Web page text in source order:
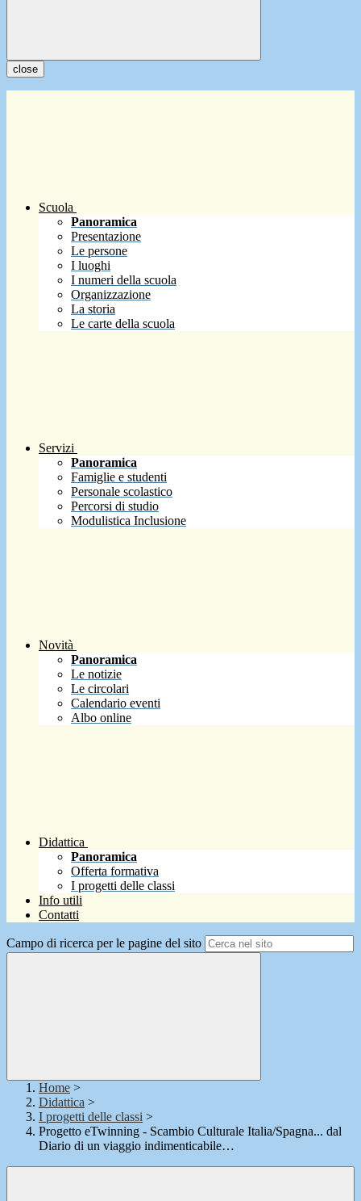
close
Scuola
Panoramica
Presentazione
Le persone
I luoghi
I numeri della scuola
Organizzazione
La storia
Le carte della scuola
Servizi
Panoramica
Famiglie e studenti
Personale scolastico
Percorsi di studio
Modulistica Inclusione
Novità
Panoramica
Le notizie
Le circolari
Calendario eventi
Albo online
Didattica
Panoramica
Offerta formativa
I progetti delle classi
Info utili
Contatti
Campo di ricerca per le pagine del sito
Home >
Didattica >
I progetti delle classi >
Progetto eTwinning - Scambio Culturale Italia/Spagna... dal
Diario di un viaggio indimenticabile…